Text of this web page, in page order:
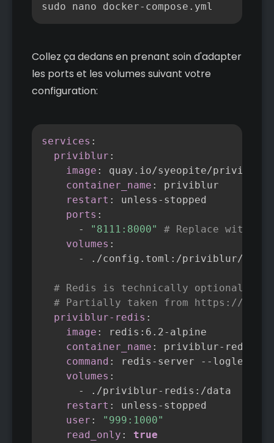
sudo nano docker-compose.yml
Collez ça dedans en prenant soin d'adapter
les ports et les volumes suivant votre
configuration:
services :
priviblur :
image : quay.io/syeopite/priviblur
container_name :
priviblur
restart : unless - stopped
ports :
-
"8111:8000"
# Replace with
volumes :
-
./config.toml : /priviblur/
# Redis is technically optional but
# Partially taken from https://
priviblur-redis :
image : redis : 6.2- alpine
container_name : priviblur- redis
command : redis - server - - loglevel
volumes :
-
./priviblur- redis : /data
restart : unless - stopped
user :
"999:1000"
read_only :
true